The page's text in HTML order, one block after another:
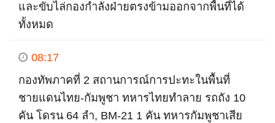
และขับไล่กองกำลังฝ่ายตรงข้ามออกจากพื้นที่ได้
ทั้งหมด
08:17
กองทัพภาคที่ 2 สถานการณ์การปะทะในพื้นที่
ชายแดนไทย-กัมพูชา ทหารไทยทำลาย รถถัง 10
คัน โดรน 64 ลำ, BM-21 1 คัน ทหารกัมพูชาเสีย